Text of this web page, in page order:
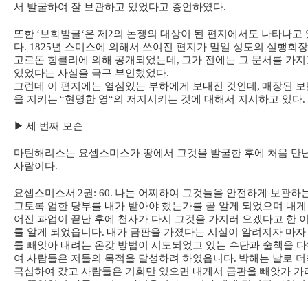
서 발굴하여 잘 보관하고 있었다고 증언하였다.
또한 ‘보화발굴‘은 제 2의 논쟁의 대상이 된 편지에서도 나타나고
다. 1825년 스미스에 의해서 쓰여진 편지가 말일 성도의 실행회
고르돈 힝클리에 의해 공개되었는데 , 그가 전에는 그 문서를 가지
있었다는 사실을 극구 부인했었다.
그런데 이 편지에는 열심있는 부하에게 보내진 것인데 , 매장된 보
을 지키는 “현명한 영“의 저지시키는 것에 대해서 지시하고 있다.
▶ 세 번째 모순
마틴해리스는 요셉스미스가 땅에서 그것을 발굴한 후에 처음 만
사람이다.
요셉스미스서 2권 : 60. 나는 어찌하여 그것들을 안전하게 보관하
그토록 엄한 당부를 내가 받아야 했는가를 곧 알게 되었으며 내
어진 과업이 끝난 후에 천사가 다시 그것을 가지러 오겠다고 한
를 알게 되었읍니다. 내가 금판을 가졌다는 시실이 알려지자 마자
를 빼앗아 내려는 온갖 방법이 시도되었고 있는 수단과 술책을
여 사람들은 저들의 목적을 달성하려 하였읍니다. 박해는 날로 더
극심하여 갔고 사람들은 기회만 있으면 내게서 금판을 빼앗가 가